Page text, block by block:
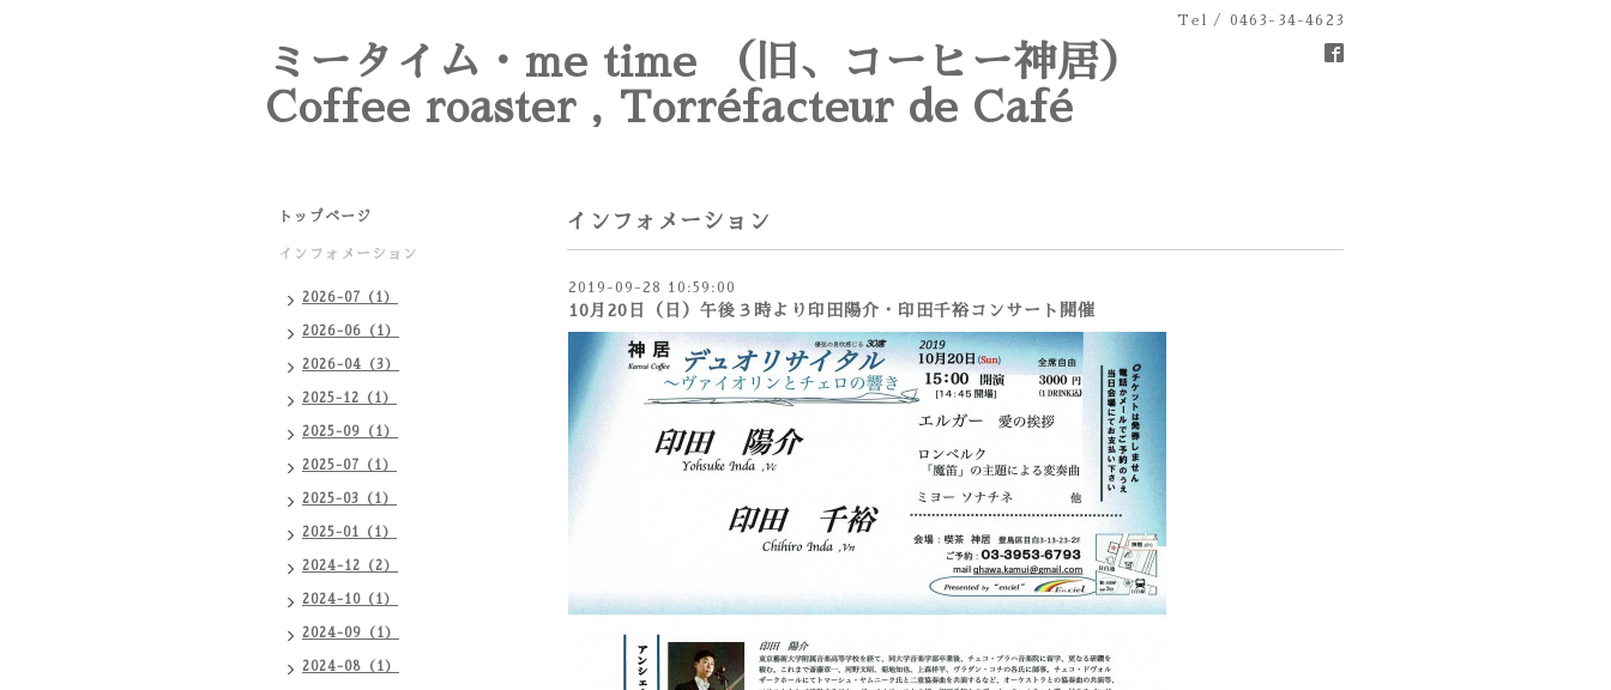
Tel / 0463-34-4623
ミータイム・me time （旧、コーヒー神居）
Coffee roaster , Torréfacteur de Café
インフォメーション
2019-09-28 10:59:00
10月20日（日）午後３時より印田陽介・印田千裕コンサート開催
トップページ
インフォメーション
2026-07（1）
2026-06（1）
2026-04（3）
2025-12（1）
2025-09（1）
2025-07（1）
2025-03（1）
2025-01（1）
2024-12（2）
2024-10（1）
2024-09（1）
2024-08（1）